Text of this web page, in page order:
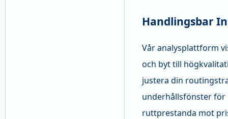
Handlingsbar
Vår analysplattform
och byt till
justera din
underhållsfönster för
ruttprestanda mot